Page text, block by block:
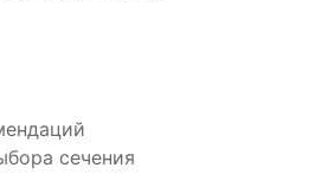
сечения